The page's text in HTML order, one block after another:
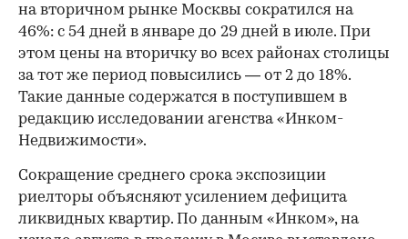
на вторичном рынке Москвы сократился на
46%: с 54 дней в январе до 29 дней в июле. При
этом цены на вторичку во всех районах столицы
за тот же период повысились — от 2 до 18%.
Такие данные содержатся в поступившем в
редакцию исследовании агенства «Инком-
Недвижимости».
Сокращение среднего срока экспозиции
риелторы объясняют усилением дефицита
ликвидных квартир. По данным «Инком», на